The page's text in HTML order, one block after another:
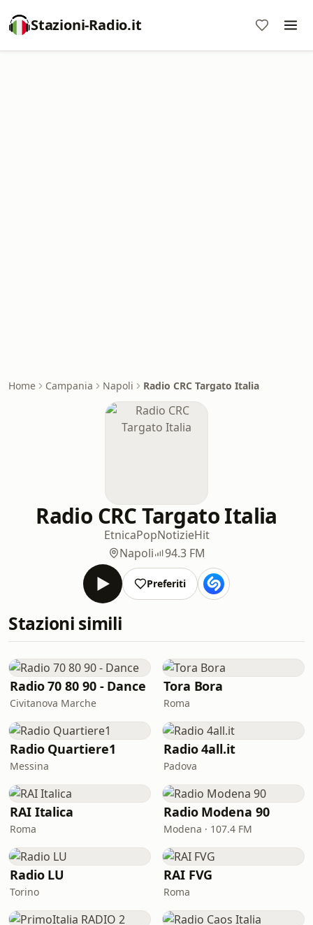
Stazioni-Radio.it
Home Campania Napoli Radio CRC Targato Italia
Radio CRC Targato Italia
EtnicaPopNotizieHit
Napoli
94.3 FM
Preferiti
Stazioni simili
Radio 70 80 90 - Dance
Civitanova Marche
Tora Bora
Roma
Radio Quartiere1
Messina
Radio 4all.it
Padova
RAI Italica
Roma
Radio Modena 90
Modena · 107.4 FM
Radio LU
Torino
RAI FVG
Roma